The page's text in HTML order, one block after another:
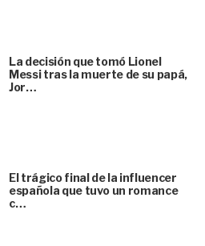
La decisión que tomó Lionel
Messi tras la muerte de su papá,
Jor…
El trágico final de la influencer
española que tuvo un romance
c…